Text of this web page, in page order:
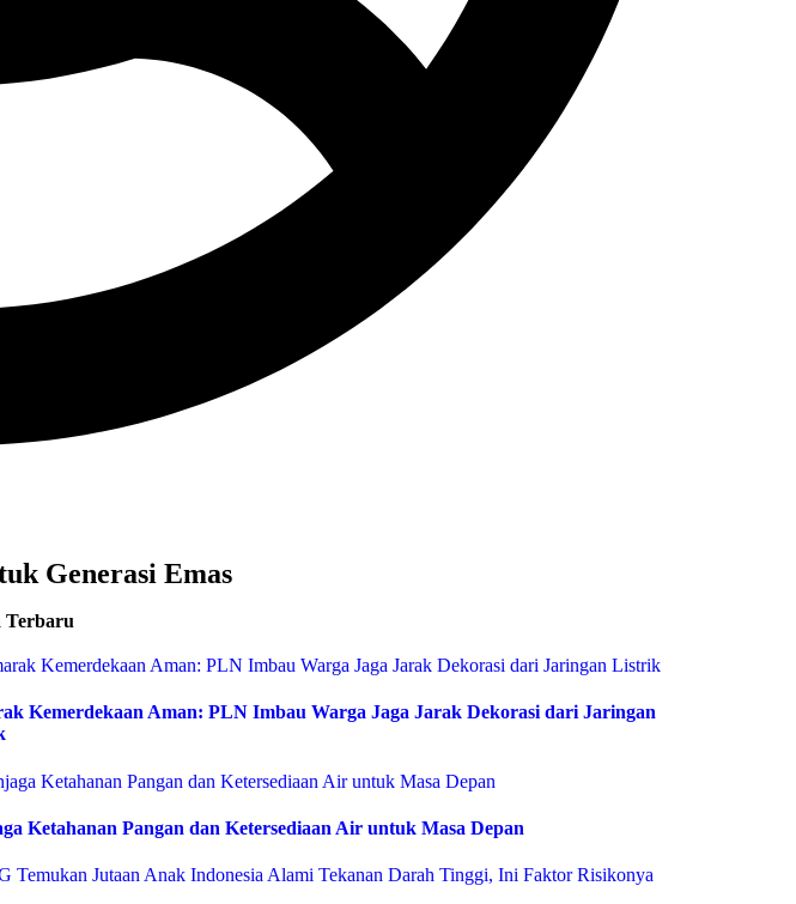
Generasi Emas
Terbaru
Kemerdekaan Aman: PLN Imbau Warga Jaga Jarak Dekorasi dari Jaringan
Ketahanan Pangan dan Ketersediaan Air untuk Masa Depan